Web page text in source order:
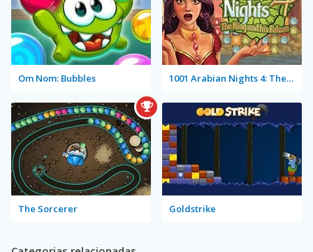
Om Nom: Bubbles 1001 Arabian Nights 4: The King and his Falcon
The Sorcerer Goldstrike